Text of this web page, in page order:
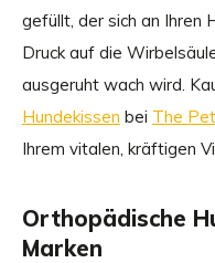
gefüllt, der sich an Ihren
Druck auf die
ausgeruht wach wird.
Hundekissen bei The
Ihrem vitalen, kräftigen
Orthopädische
Marken